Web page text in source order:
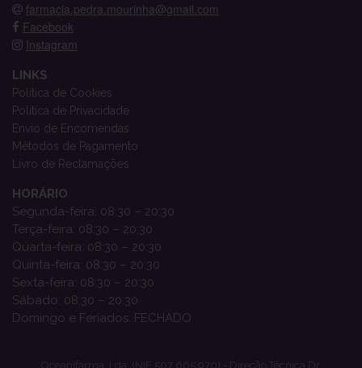
farmacia.pedra.mourinha@gmail.com
Facebook
Instagram
LINKS
Política de Cookies
Política de Privacidade
Envio de Encomendas
Métodos de Pagamento
Livro de Reclamações
HORÁRIO
Segunda-feira: 08:30 – 20:30
Terça-feira: 08:30 – 20:30
Quarta-feira: 08:30 – 20:30
Quinta-feira: 08:30 – 20:30
Sexta-feira: 08:30 – 20:30
Sábado: 08:30 – 20:30
Domingo e Feriados: FECHADO
Oceanifarma, Lda. (NIF 507 665 970) - Direção Técnica Dr.